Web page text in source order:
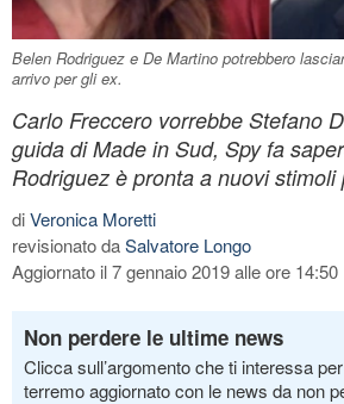
Belen Rodriguez e De Martino potrebbero
arrivo per gli ex.
Carlo Freccero vorrebbe Stefano
guida di Made in Sud, Spy fa
Rodriguez è pronta a nuovi stimoli
diVeronica Moretti
revisionato daSalvatore Longo
Aggiornato il 7 gennaio 2019 alle ore 14:50
Non perdere le ultime news
Clicca sull’argomento che ti interessa
terremo aggiornato con le news da non